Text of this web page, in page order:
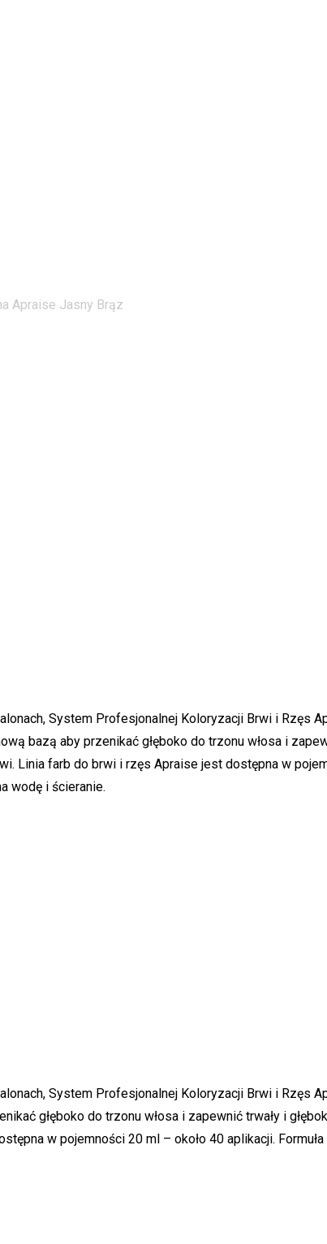
Apraise Jasny Brąz
System Profesjonalnej Koloryzacji Brwi i Rzęs
bazą aby przenikać głęboko do trzonu włosa i
farb do brwi i rzęs Apraise jest dostępna w
wodę i ścieranie.
System Profesjonalnej Koloryzacji Brwi i Rzęs
głęboko do trzonu włosa i zapewnić trwały i
w pojemności 20 ml – około 40 aplikacji.